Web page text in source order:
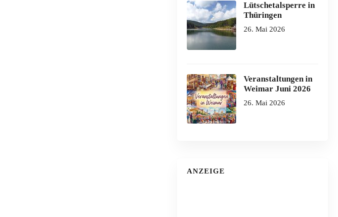
Lütschetalsperre in
Thüringen
26. Mai 2026
Veranstaltungen in
Weimar Juni 2026
26. Mai 2026
ANZEIGE